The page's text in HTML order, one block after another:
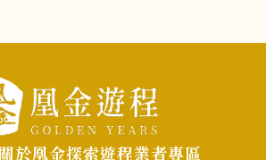
關於凰金探索遊程業者專區